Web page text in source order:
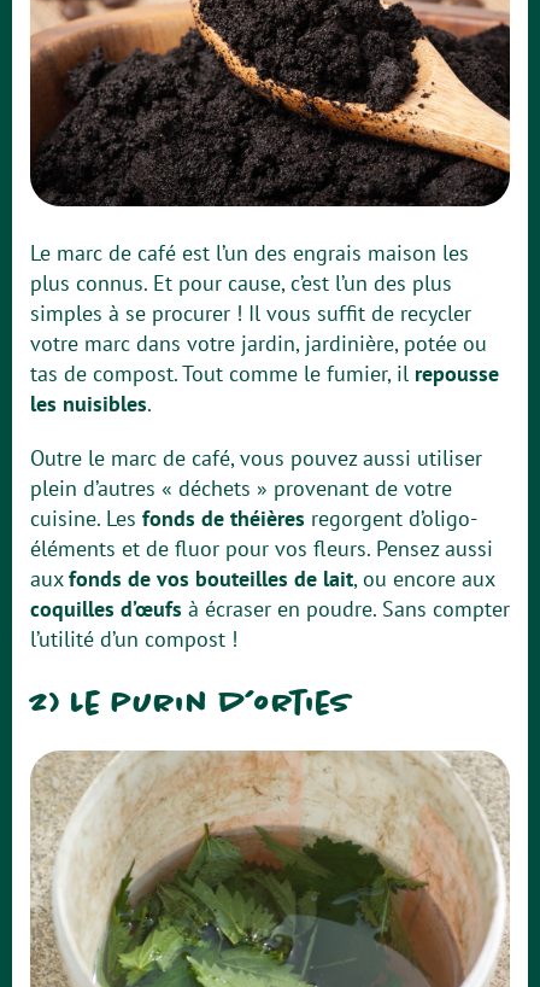
Le marc de café est l’un des engrais maison les
plus connus. Et pour cause, c’est l’un des plus
simples à se procurer ! Il vous suffit de recycler
votre marc dans votre jardin, jardinière, potée ou
tas de compost. Tout comme le fumier, il repousse
les nuisibles.
Outre le marc de café, vous pouvez aussi utiliser
plein d’autres « déchets » provenant de votre
cuisine. Les fonds de théières regorgent d’oligo-
éléments et de fluor pour vos fleurs. Pensez aussi
auxfonds de vos bouteilles de lait, ou encore aux
coquilles d’œufs à écraser en poudre. Sans compter
l’utilité d’un compost !
2) Le purin d’orties